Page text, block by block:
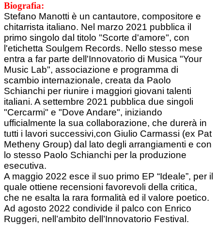
Biografia:
Stefano Manotti è un cantautore, compositore e
chitarrista italiano. Nel marzo 2021 pubblica il
primo singolo dal titolo "Scorte d'amore", con
l'etichetta Soulgem Records. Nello stesso mese
entra a far parte dell'Innovatorio di Musica "Your
Music Lab", associazione e programma di
scambio internazionale, creata da Paolo
Schianchi per riunire i maggiori giovani talenti
italiani. A settembre 2021 pubblica due singoli
"Cercarmi" e "Dove Andare", iniziando
ufficialmente la sua collaborazione, che durerà in
tutti i lavori successivi,con Giulio Carmassi (ex Pat
Metheny Group) dal lato degli arrangiamenti e con
lo stesso Paolo Schianchi per la produzione
esecutiva.
A maggio 2022 esce il suo primo EP “Ideale”, per il
quale ottiene recensioni favorevoli della critica,
che ne esalta la rara formalità ed il valore poetico.
Ad agosto 2022 condivide il palco con Enrico
Ruggeri, nell’ambito dell’Innovatorio Festival.